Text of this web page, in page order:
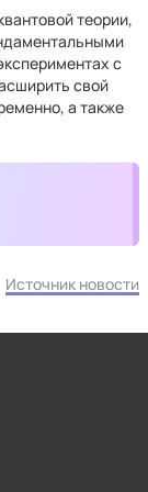
теории,
с
свой
а также
Источник новости